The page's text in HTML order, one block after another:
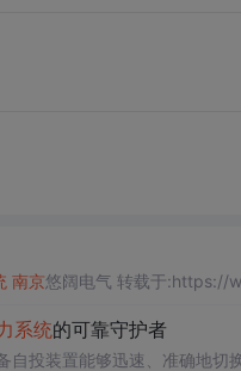
南京悠阔电气 转载于:https://
系统的可靠守护者
自投装置能够迅速、准确地